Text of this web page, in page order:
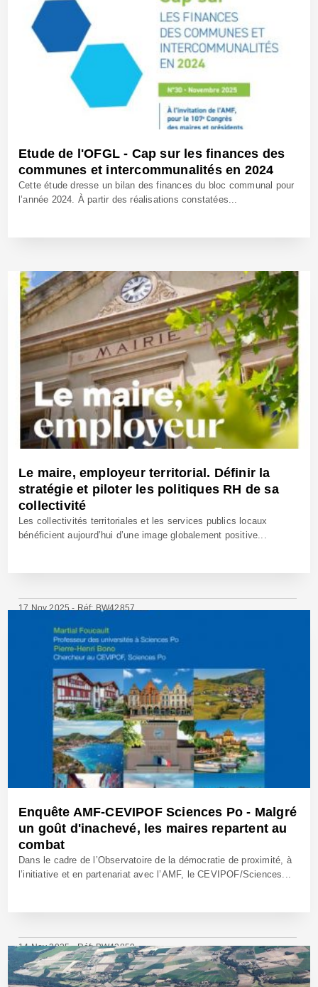
Etude de l'OFGL - Cap sur les finances des
communes et intercommunalités en 2024
Cette étude dresse un bilan des finances du bloc communal pour
l’année 2024. À partir des réalisations constatées...
18 Nov 2025 - Réf: BW42822
Le maire, employeur territorial. Définir la
stratégie et piloter les politiques RH de sa
collectivité
Les collectivités territoriales et les services publics locaux
bénéficient aujourd’hui d’une image globalement positive...
17 Nov 2025 - Réf: BW42857
Enquête AMF-CEVIPOF Sciences Po - Malgré
un goût d'inachevé, les maires repartent au
combat
Dans le cadre de l’Observatoire de la démocratie de proximité, à
l’initiative et en partenariat avec l’AMF, le CEVIPOF/Sciences...
14 Nov 2025 - Réf: BW42859